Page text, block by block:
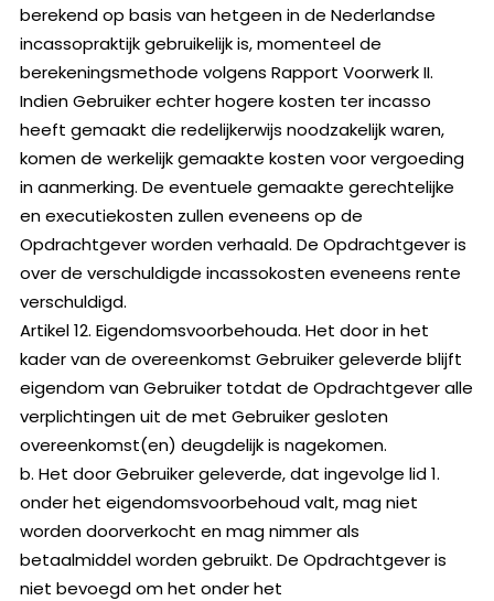
berekend op basis van hetgeen in de Nederlandse
incassopraktijk gebruikelijk is, momenteel de
berekeningsmethode volgens Rapport Voorwerk II.
Indien Gebruiker echter hogere kosten ter incasso
heeft gemaakt die redelijkerwijs noodzakelijk waren,
komen de werkelijk gemaakte kosten voor vergoeding
in aanmerking. De eventuele gemaakte gerechtelijke
en executiekosten zullen eveneens op de
Opdrachtgever worden verhaald. De Opdrachtgever is
over de verschuldigde incassokosten eveneens rente
verschuldigd.
Artikel 12. Eigendomsvoorbehouda. Het door in het
kader van de overeenkomst Gebruiker geleverde blijft
eigendom van Gebruiker totdat de Opdrachtgever alle
verplichtingen uit de met Gebruiker gesloten
overeenkomst(en) deugdelijk is nagekomen.
b. Het door Gebruiker geleverde, dat ingevolge lid 1.
onder het eigendomsvoorbehoud valt, mag niet
worden doorverkocht en mag nimmer als
betaalmiddel worden gebruikt. De Opdrachtgever is
niet bevoegd om het onder het